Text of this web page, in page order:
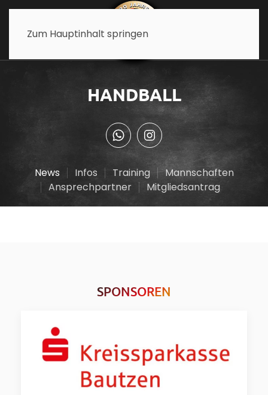
Zum Hauptinhalt springen
HANDBALL
News Infos Training
Mannschaften
Ansprechpartner
Mitgliedsantrag
SPONSOREN